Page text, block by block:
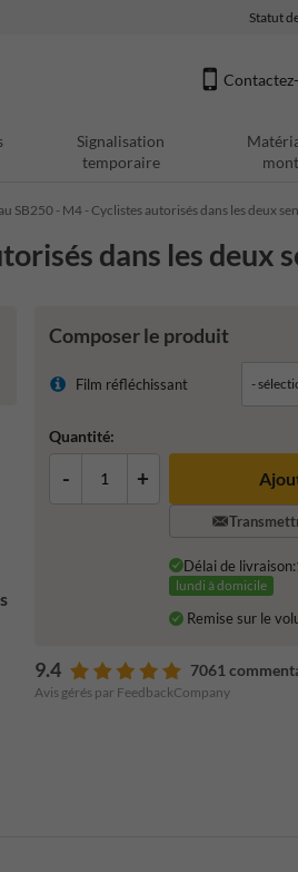
Statut
Signalisation
temporaire
SB250 - M4 - Cyclistes autorisés dans les deux
dans les deux
Composer le produit
Film réfléchissant
Quantité:
- +
Délai de livraison:
lundi à domicile
Remise sur le
9.4 7061
Avis gérés par FeedbackCompany